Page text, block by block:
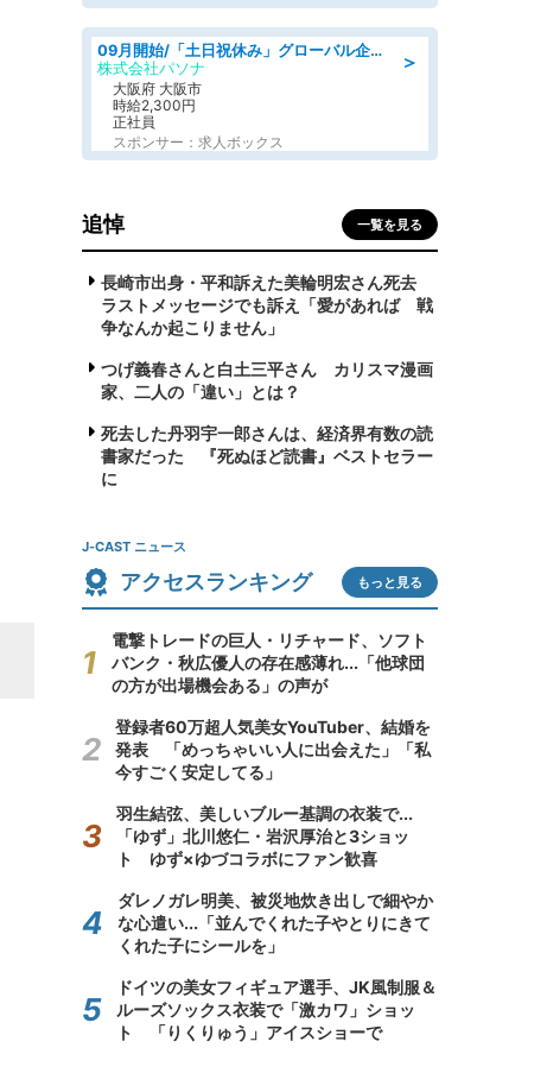
＞
09月開始/「土日祝休み」グローバル企業での産業保健のお仕事/保健師/高時給/残業なし/服装自由
株式会社パソナ
大阪府 大阪市
時給2,300円
正社員
スポンサー：求人ボックス
追悼 一覧を見る
長崎市出身・平和訴えた美輪明宏さん死去
ラストメッセージでも訴え「愛があれば 戦
争なんか起こりません」
つげ義春さんと白土三平さん カリスマ漫画
家、二人の「違い」とは？
死去した丹羽宇一郎さんは、経済界有数の読
書家だった 『死ぬほど読書』ベストセラー
に
J-CAST ニュース
アクセスランキング もっと見る
電撃トレードの巨人・リチャード、ソフト
バンク・秋広優人の存在感薄れ...「他球団
の方が出場機会ある」の声が
登録者60万超人気美女YouTuber、結婚を
発表 「めっちゃいい人に出会えた」「私
今すごく安定してる」
羽生結弦、美しいブルー基調の衣装で...
「ゆず」北川悠仁・岩沢厚治と3ショッ
ト ゆず×ゆづコラボにファン歓喜
ダレノガレ明美、被災地炊き出しで細やか
な心遣い...「並んでくれた子やとりにきて
くれた子にシールを」
ドイツの美女フィギュア選手、JK風制服＆
ルーズソックス衣装で「激カワ」ショッ
ト 「りくりゅう」アイスショーで